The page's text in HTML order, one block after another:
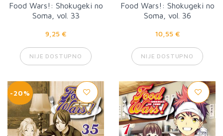
Food Wars!: Shokugeki no
Soma, vol. 33
9,25 €
NIJE DOSTUPNO
Food Wars!: Shokugeki no
Soma, vol. 36
10,55 €
NIJE DOSTUPNO
-20%